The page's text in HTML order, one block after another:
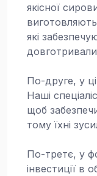
якісної
які
По-друге, у
Наші
щоб
тому їхні
По-третє, у
інвестиції в